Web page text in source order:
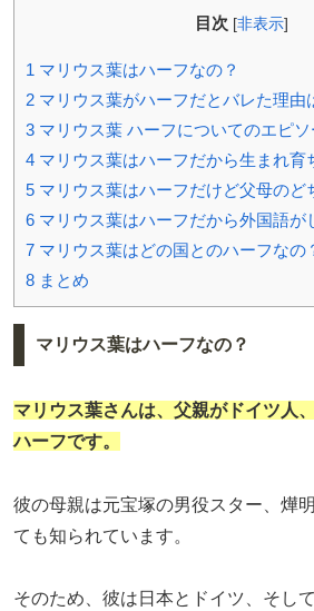
目次 [非表示]
1 マリウス葉はハーフなの？
2 マリウス葉がハーフだとバレた理由
3 マリウス葉 ハーフについてのエピソ
4 マリウス葉はハーフだから生まれ育
5 マリウス葉はハーフだけど父母のど
6 マリウス葉はハーフだから外国語が
7 マリウス葉はどの国とのハーフなの
8 まとめ
マリウス葉はハーフなの？
マリウス葉さんは、父親がドイツ人
ハーフです。
彼の母親は元宝塚の男役スター、燁
ても知られています。
そのため、彼は日本とドイツ、そし